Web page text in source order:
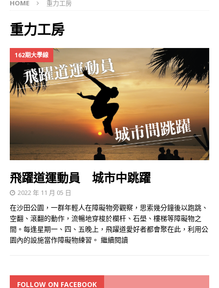
HOME 重力工房
重力工房
162期大學線
飛躍道運動員 城市中跳躍
2022 年 11 月 05 日
在沙田公園，一群年輕人在障礙物旁觀察，思索幾分鐘後以跑跳、
空翻、滾翻的動作，流暢地穿梭於欄杆、石壆、樓梯等障礙物之
間。每逢星期一、四、五晚上，飛躍道愛好者都會聚在此，利用公
園內的設施當作障礙物練習。 繼續閱讀
FOLLOW ON FACEBOOK